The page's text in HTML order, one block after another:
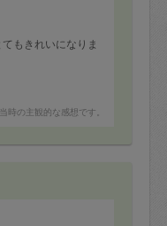
もきれいになりま
時の主観的な感想です。